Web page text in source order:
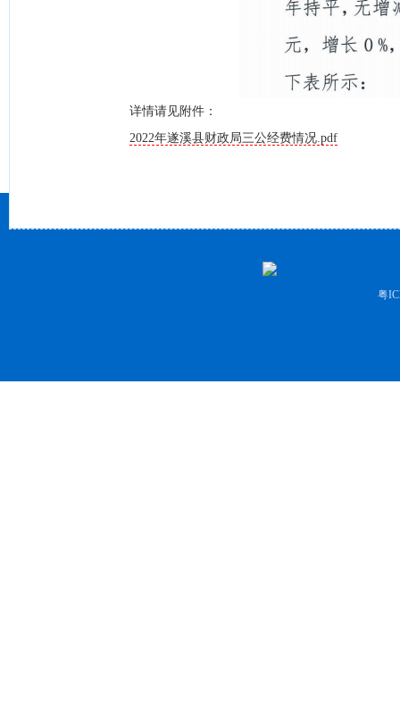
详情请见附件：
2022年遂溪县财政局三公经费情况.pdf
粤